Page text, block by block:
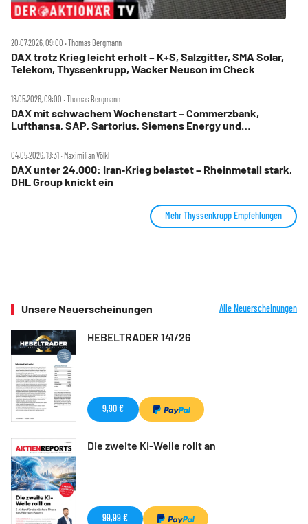
20.07.2026, 09:00 ‧ Thomas Bergmann
DAX trotz Krieg leicht erholt – K+S, Salzgitter, SMA Solar,
Telekom, Thyssenkrupp, Wacker Neuson im Check
18.05.2026, 09:00 ‧ Thomas Bergmann
DAX mit schwachem Wochenstart – Commerzbank,
Lufthansa, SAP, Sartorius, Siemens Energy und
04.05.2026, 18:31 ‧ Maximilian Völkl
DAX unter 24.000: Iran‑Krieg belastet – Rheinmetall stark,
DHL Group knickt ein
Mehr Thyssenkrupp Empfehlungen
Unsere Neuerscheinungen Alle Neuerscheinungen
HEBELTRADER 141/26
9,90 €
Die zweite KI-Welle rollt an
99,99 €